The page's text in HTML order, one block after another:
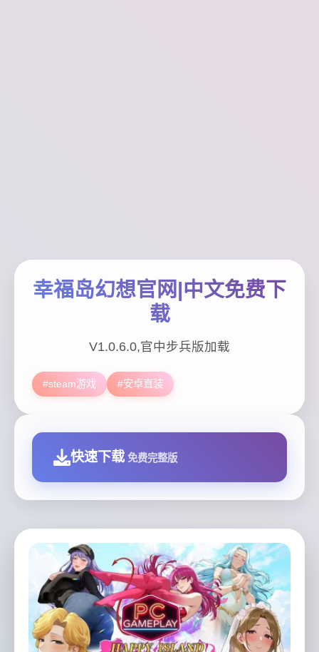
幸福岛幻想官网|中文免费下
载
V1.0.6.0,官中步兵版加载
#steam游戏 #安卓直装
快速下载 免费完整版